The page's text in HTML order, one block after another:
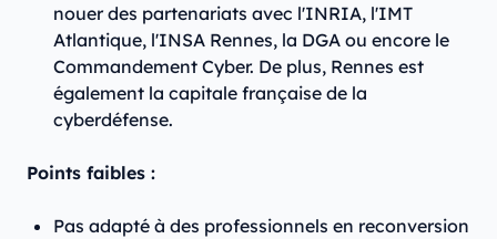
nouer des partenariats avec l'INRIA, l'IMT
Atlantique, l'INSA Rennes, la DGA ou encore le
Commandement Cyber. De plus, Rennes est
également la capitale française de la
cyberdéfense.
Points faibles :
Pas adapté à des professionnels en reconversion